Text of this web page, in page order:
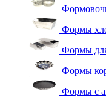
Формы
Формы для
Формы
Формы с